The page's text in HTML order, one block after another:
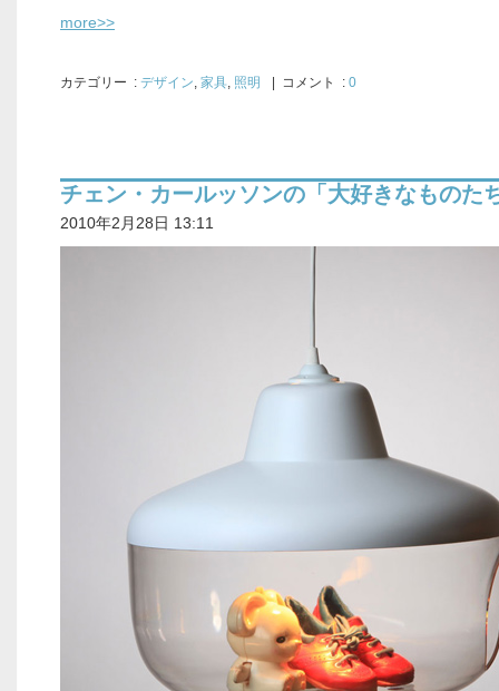
more>>
カテゴリー : デザイン, 家具, 照明 | コメント : 0
チェン・カールッソンの「大好きなものた
2010年2月28日 13:11